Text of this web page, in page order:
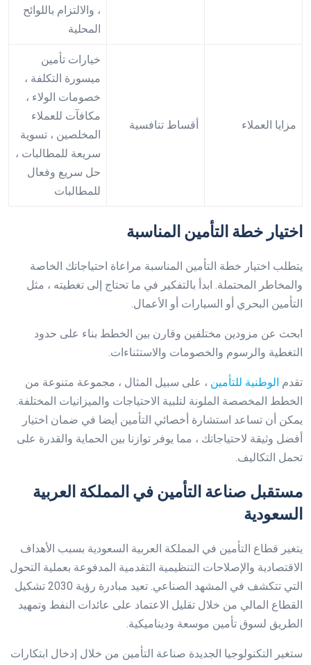
، والالتزام باللوائح
المحلية
مزايا العملاء أقساط تنافسية
خيارات تأمين
ميسورة التكلفة ،
خصومات الولاء ،
مكافآت للعملاء
المخلصين ، تسوية
سريعة للمطالبات ،
حل سريع وفعال
للمطالبات
اختيار خطة التأمين المناسبة
يتطلب اختيار خطة التأمين المناسبة مراعاة احتياجاتك الخاصة
والمخاطر المحتملة. ابدأ بالتفكير في ما تحتاج إلى تغطيته ، مثل
التأمين البحري أو السيارات أو الأعمال.
ابحث عن مزودين مختلفين وقارن بين الخطط بناء على حدود
التغطية والرسوم والخصومات والاستثناءات.
تقدم الوطنية للتأمين ، على سبيل المثال ، مجموعة متنوعة من
الخطط المخصصة الملونة لتلبية الاحتياجات والميزانيات المختلفة.
يمكن أن تساعد استشارة أخصائي التأمين أيضا في ضمان اختيار
أفضل وثيقة لاحتياجاتك ، مما يوفر توازنا بين الحماية والقدرة على
تحمل التكاليف.
مستقبل صناعة التأمين في المملكة العربية
السعودية
يتغير قطاع التأمين في المملكة العربية السعودية بسبب الأهداف
الاقتصادية والإصلاحات التنظيمية التقدمية المدفوعة بعملية التحول
التي تتكشف في المشهد الصناعي. تعيد مبادرة رؤية 2030 تشكيل
القطاع المالي من خلال تقليل الاعتماد على عائدات النفط وتمهيد
الطريق لسوق تأمين موسعة وديناميكية.
ستغير التكنولوجيا الجديدة صناعة التأمين من خلال إدخال ابتكارات